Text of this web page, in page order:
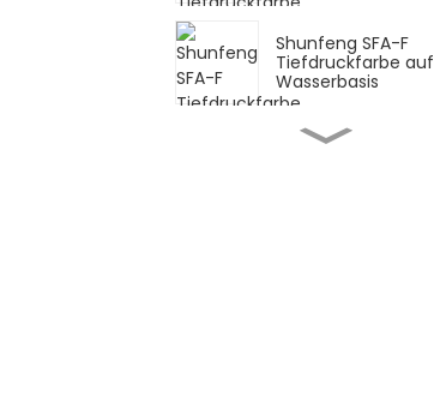
Shunfeng SFA-F
Tiefdruckfarbe auf
Wasserbasis
Shunfeng SFY